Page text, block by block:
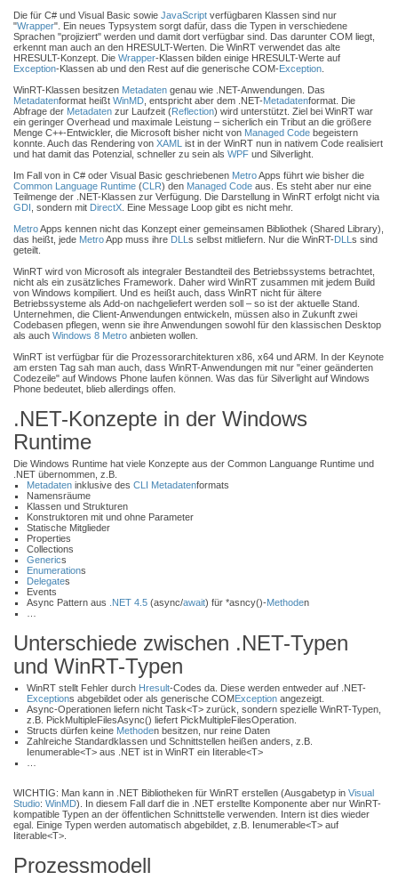
Die für C# und Visual Basic sowie JavaScript verfügbaren Klassen sind nur
"Wrapper". Ein neues Typsystem sorgt dafür, dass die Typen in verschiedene
Sprachen "projiziert" werden und damit dort verfügbar sind. Das darunter COM liegt,
erkennt man auch an den HRESULT-Werten. Die WinRT verwendet das alte
HRESULT-Konzept. Die Wrapper-Klassen bilden einige HRESULT-Werte auf
Exception-Klassen ab und den Rest auf die generische COM-Exception
WinRT-Klassen besitzen Metadaten genau wie .NET-Anwendungen. Das
Metadatenformat heißt WinMD , entspricht aber dem .NET-Metadatenformat. Die
Abfrage der Metadaten zur Laufzeit (Reflection) wird unterstützt. Ziel bei WinRT war
ein geringer Overhead und maximale Leistung – sicherlich ein Tribut an die größere
Menge C++-Entwickler, die Microsoft bisher nicht von Managed Code begeistern
konnte. Auch das Rendering von XAML ist in der WinRT nun in nativem Code realisiert
und hat damit das Potenzial, schneller zu sein als WPF und Silverlight.
Im Fall von in C# oder Visual Basic geschriebenen MetroApps führt wie bisher die
Common Language Runtime (CLR) den Managed Code aus. Es steht aber nur eine
Teilmenge der .NET-Klassen zur Verfügung. Die Darstellung in WinRT erfolgt nicht via
GDI , sondern mit DirectX . Eine Message Loop gibt es nicht mehr.
MetroApps kennen nicht das Konzept einer gemeinsamen Bibliothek (Shared Library),
das heißt, jede MetroApp muss ihre DLL s selbst mitliefern. Nur die WinRT-DLL s sind
geteilt.
WinRT wird von Microsoft als integraler Bestandteil des Betriebssystems betrachtet,
nicht als ein zusätzliches Framework. Daher wird WinRT zusammen mit jedem Build
von Windows kompiliert. Und es heißt auch, dass WinRT nicht für ältere
Betriebssysteme als Add-on nachgeliefert werden soll – so ist der aktuelle Stand.
Unternehmen, die Client-Anwendungen entwickeln, müssen also in Zukunft zwei
Codebasen pflegen, wenn sie ihre Anwendungen sowohl für den klassischen Desktop
als auch Windows 8 Metro anbieten wollen.
WinRT ist verfügbar für die Prozessorarchitekturen x86, x64 und ARM. In der Keynote
am ersten Tag sah man auch, dass WinRT-Anwendungen mit nur "einer geänderten
Codezeile" auf Windows Phone laufen können. Was das für Silverlight auf Windows
Phone bedeutet, blieb allerdings offen.
.NET-Konzepte in der Windows
Runtime
Die Windows Runtime hat viele Konzepte aus der Common Languange Runtime und
.NET übernommen, z.B.
Metadaten inklusive des CLI Metadatenformats
Namensräume
Klassen und Strukturen
Konstruktoren mit und ohne Parameter
Statische Mitglieder
Properties
Collections
Generics
Enumerations
Delegates
Events
Async Pattern aus
.NET 4.5 (async/await) für *asncy()-Methoden
Unterschiede zwischen .NET-Typen
und WinRT-Typen
WinRT stellt Fehler durch Hresult-Codes da. Diese werden entweder auf .NET-
Exceptions abgebildet oder als generische COMException angezeigt.
Async-Operationen liefern nicht Task<T> zurück, sondern spezielle WinRT-Typen,
z.B. PickMultipleFilesAsync() liefert PickMultipleFilesOperation.
Structs dürfen keine Methoden besitzen, nur reine Daten
Zahlreiche Standardklassen und Schnittstellen heißen anders, z.B.
Ienumerable<T> aus .NET ist in WinRT ein Iiterable<T>
WICHTIG: Man kann in .NET Bibliotheken für WinRT erstellen (Ausgabetyp in Visual
Studio: WinMD). In diesem Fall darf die in .NET erstellte Komponente aber nur WinRT-
kompatible Typen an der öffentlichen Schnittstelle verwenden. Intern ist dies wieder
egal. Einige Typen werden automatisch abgebildet, z.B. Ienumerable<T> auf
Iiterable<T>.
Prozessmodell